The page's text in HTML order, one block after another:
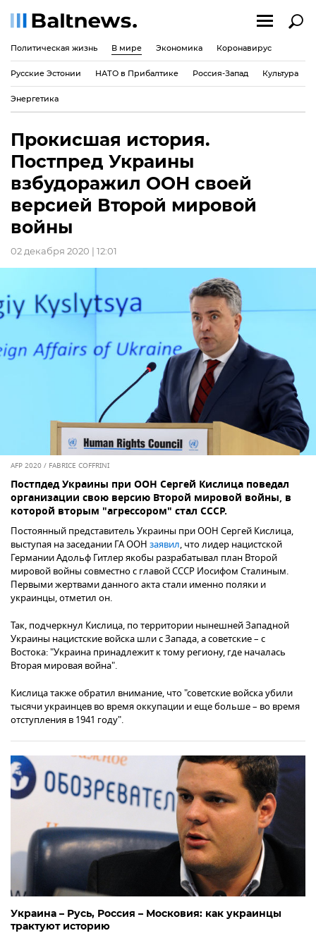
Политическая жизнь В мире Экономика Коронавирус
Русские Эстонии НАТО в Прибалтике Россия-Запад Культура
Энергетика
Прокисшая история.
Постпред Украины
взбудоражил ООН своей
версией Второй мировой
войны
02 декабря 2020 | 12:01
AFP 2020 / FABRICE COFFRINI
Постпдед Украины при ООН Сергей Кислица поведал
организации свою версию Второй мировой войны, в
которой вторым "агрессором" стал СССР.
Постоянный представитель Украины при ООН Сергей Кислица,
выступая на заседании ГА ООН заявил, что лидер нацистской
Германии Адольф Гитлер якобы разрабатывал план Второй
мировой войны совместно с главой СССР Иосифом Сталиным.
Первыми жертвами данного акта стали именно поляки и
украинцы, отметил он.
Так, подчеркнул Кислица, по территории нынешней Западной
Украины нацистские войска шли с Запада, а советские – с
Востока: "Украина принадлежит к тому региону, где началась
Вторая мировая война".
Кислица также обратил внимание, что "советские войска убили
тысячи украинцев во время оккупации и еще больше – во время
отступления в 1941 году".
Украина – Русь, Россия – Московия: как украинцы
трактуют историю